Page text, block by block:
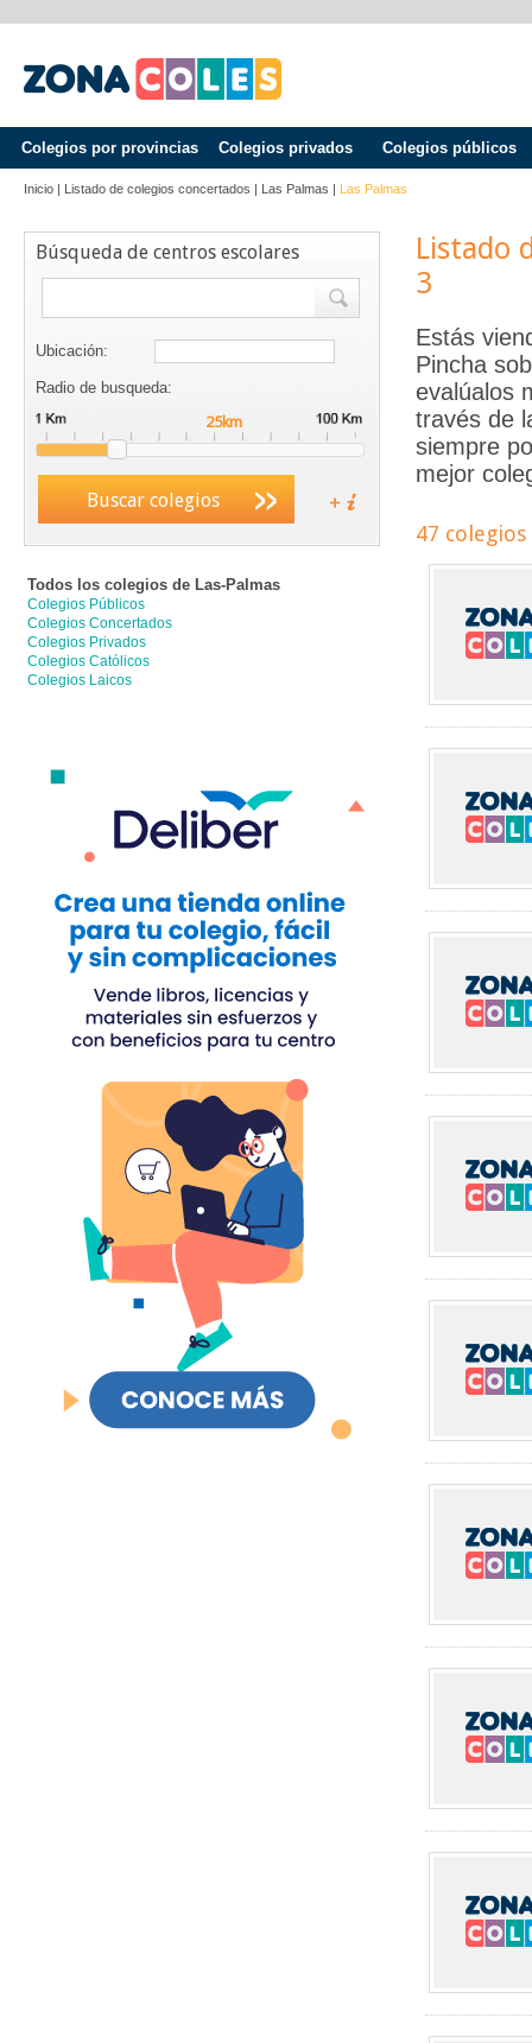
Colegios por provincias Colegios privados Colegios públicos
Inicio | Listado de colegios concertados | Las Palmas | Las Palmas
Búsqueda de centros escolares
Ubicación:
Radio de busqueda:
Buscar colegios
Todos los colegios de Las-Palmas
Colegios Públicos
Colegios Concertados
Colegios Privados
Colegios Católicos
Colegios Laicos
Listado
3
Estás
Pincha
evalúalos
través de
siempre
mejor
47